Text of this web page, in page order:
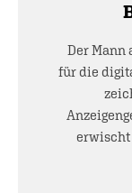
Der Mann
für die
erwischt